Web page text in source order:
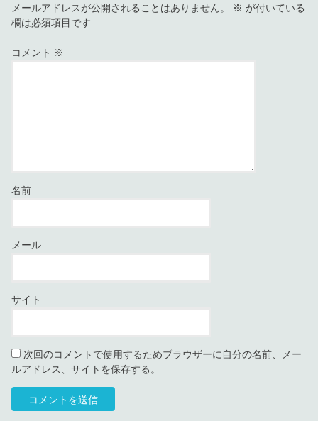
メールアドレスが公開されることはありません。 ※ が付いている
欄は必須項目です
コメント ※
名前
メール
サイト
次回のコメントで使用するためブラウザーに自分の名前、メー
ルアドレス、サイトを保存する。